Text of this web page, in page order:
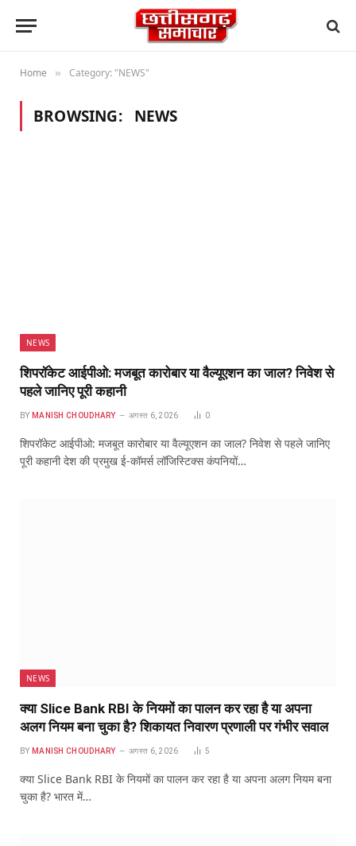
Home » Category: "NEWS"
BROWSING: NEWS
NEWS
शिपरॉकेट आईपीओ: मजबूत कारोबार या वैल्यूएशन का जाल? निवेश से
पहले जानिए पूरी कहानी
BY MANISH CHOUDHARY अगस्त 6, 2026 0
शिपरॉकेट आईपीओ: मजबूत कारोबार या वैल्यूएशन का जाल? निवेश से पहले जानिए
पूरी कहानी देश की प्रमुख ई-कॉमर्स लॉजिस्टिक्स कंपनियों…
NEWS
क्या Slice Bank RBI के नियमों का पालन कर रहा है या अपना
अलग नियम बना चुका है? शिकायत निवारण प्रणाली पर गंभीर सवाल
BY MANISH CHOUDHARY अगस्त 6, 2026 5
क्या Slice Bank RBI के नियमों का पालन कर रहा है या अपना अलग नियम बना
चुका है? भारत में…